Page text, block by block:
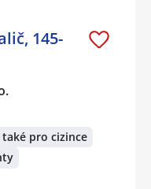
145-
pro cizince